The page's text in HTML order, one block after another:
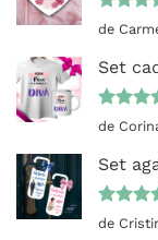
Evaluat
de
Set
Evaluat
de
Set
Evaluat
de